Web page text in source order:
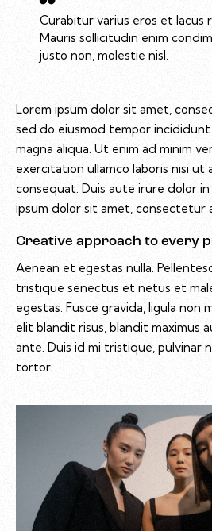
Curabitur varius eros et lacus
Mauris sollicitudin enim
justo non, molestie nisl.
Lorem ipsum dolor sit amet,
sed do eiusmod tempor
magna aliqua. Ut enim ad minim
exercitation ullamco laboris nisi ut
consequat. Duis aute irure dolor
ipsum dolor sit amet, consectetur
Creative approach to every
Aenean et egestas nulla.
tristique senectus et netus et
egestas. Fusce gravida, ligula non
elit blandit risus, blandit maximus
ante. Duis id mi tristique, pulvinar
tortor.